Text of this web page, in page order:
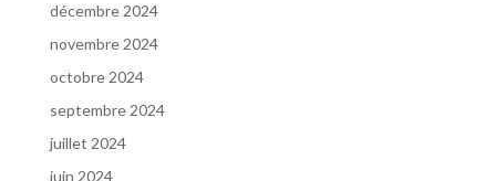
décembre 2024
novembre 2024
octobre 2024
septembre 2024
juillet 2024
juin 2024